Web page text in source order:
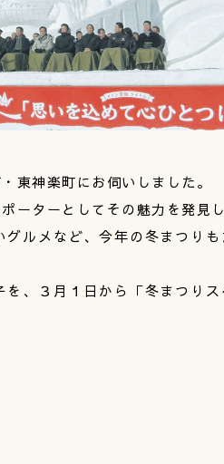
東神楽町にお伺いしました。
ーターとしてその魅力を発見し
ルメなど、今年の冬まつり
、３月１日から「冬まつりス